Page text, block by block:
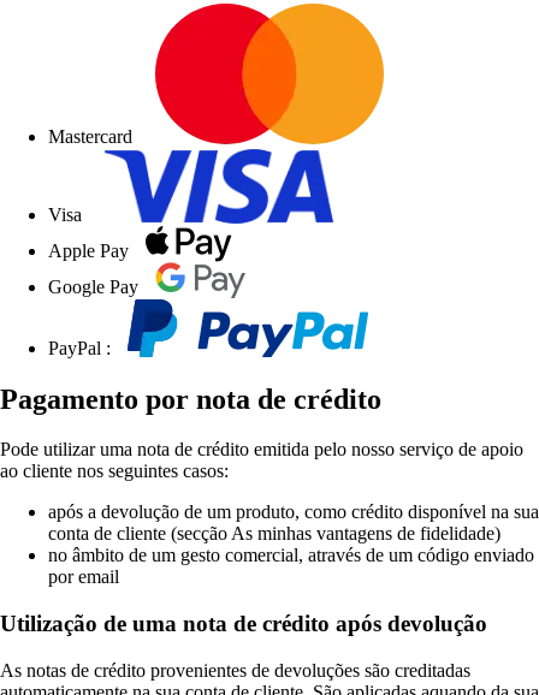
Mastercard
Visa
Apple Pay
Google Pay
PayPal :
Pagamento por nota de crédito
Pode utilizar uma nota de crédito emitida pelo nosso serviço de apoio
ao cliente nos seguintes casos:
após a devolução de um produto, como crédito disponível na sua
conta de cliente (secção As minhas vantagens de fidelidade)
no âmbito de um gesto comercial, através de um código enviado
por email
Utilização de uma nota de crédito após devolução
As notas de crédito provenientes de devoluções são creditadas